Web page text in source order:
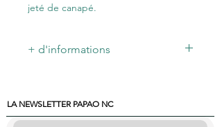
jeté de canapé.
+ d'informations
Différents coloris, différentes tailles
LA NEWSLETTER PAPAO NC